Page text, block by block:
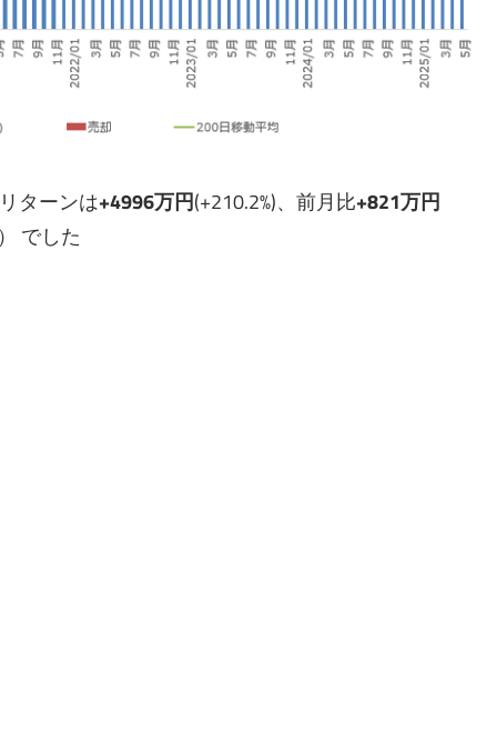
ターンは+4996万円(+210.2%)、前月比+821万円
でした